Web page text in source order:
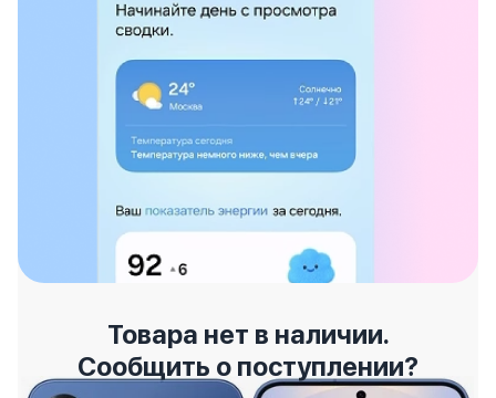
Товара нет в наличии.
Сообщить о поступлении?